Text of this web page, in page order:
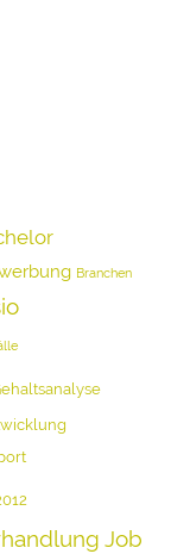
Branchen
Job